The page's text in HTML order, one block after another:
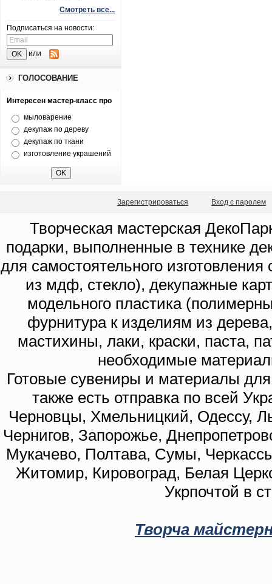
Смотреть все...
Подписаться на новости:
или
ГОЛОСОВАНИЕ
Интересен мастер-класс про
мыловарение
декупаж по дереву
декупаж по ткани
изготовление украшений
Зарегистрироваться Вход с паролем
Творческая мастерская
подарки, выполненные в технике
для самостоятельного
из мдф, стекло), декупажные
модельного пластика
фурнитура к изделиям из
мастихины, лаки, краски, паста,
необходимые
Готовые сувениры и материалы
также есть отправка по всей
Черновцы, Хмельницкий, Одессу,
Чернигов, Запорожье,
Мукачево, Полтава, Сумы,
Житомир, Кировоград, Белая
Укрпочтой в
Творча